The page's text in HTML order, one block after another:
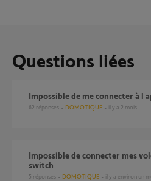
Questions liées
Impossible de me connecter à l
62 réponses DOMOTIQUE il y a 2 mois
Impossible de connecter mes volets à la Box Tahoma
switch
5 réponses DOMOTIQUE il y a environ un